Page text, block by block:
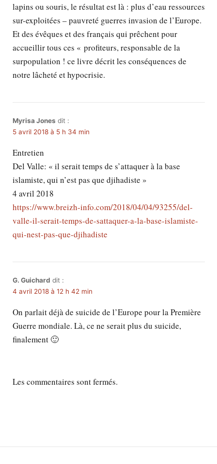
lapins ou souris, le résultat est là : plus d’eau ressources
sur-exploitées – pauvreté guerres invasion de l’Europe.
Et des évêques et des français qui prêchent pour
accueillir tous ces « profiteurs, responsable de la
surpopulation ! ce livre décrit les conséquences de
notre lâcheté et hypocrisie.
Myrisa Jones dit :
5 avril 2018 à 5 h 34 min
Entretien
Del Valle: « il serait temps de s’attaquer à la base
islamiste, qui n’est pas que djihadiste »
4 avril 2018
https://www.breizh-info.com/2018/04/04/93255/del-
valle-il-serait-temps-de-sattaquer-a-la-base-islamiste-
qui-nest-pas-que-djihadiste
G. Guichard dit :
4 avril 2018 à 12 h 42 min
On parlait déjà de suicide de l’Europe pour la Première
Guerre mondiale. Là, ce ne serait plus du suicide,
finalement 🙂
Les commentaires sont fermés.